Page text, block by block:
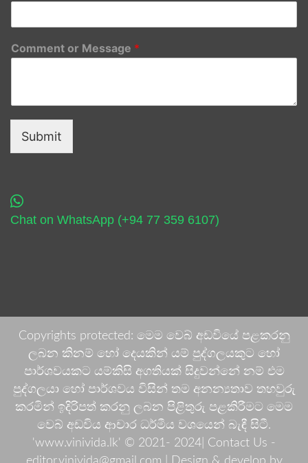
Comment or Message *
Submit
Chat on WhatsApp (+94 77 359 6107)
Copyrights protected: මෙම වෙබ් අඩවියේ පළකරනු
ලබන කිනම් හෝ දෙයකින් යම් පුද්ගලයකුට හෝ
පාර්ශවයකට යම්කිසි අගතියක් සිදුවන්නේ නම් එම
පුද්ගලයා හෝ පාර්ශවය විසින් තම අනන්‍යතාව තහවුරු
කරමින් ඉදිරිපත් කරනු ලබන පිළිතුරු පළකිරීමට මෙම
වෙබ් අඩවිය ආචාර ධර්මීය වශයෙන් බැඳී සිටී.
'www.vinivida.lk' © 2021- 2024| Contact Us -